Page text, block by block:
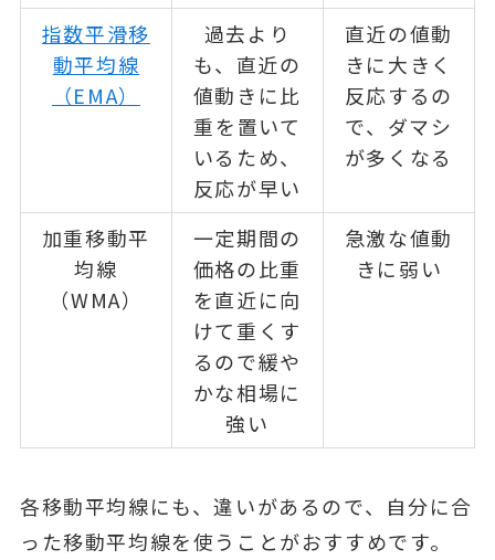
指数平滑移
動平均線
（EMA）
過去より
も、直近の
値動きに比
重を置いて
いるため、
反応が早い
直近の値動
きに大きく
反応するの
で、ダマシ
が多くなる
加重移動平
均線
（WMA）
一定期間の
価格の比重
を直近に向
けて重くす
るので緩や
かな相場に
強い
急激な値動
きに弱い
各移動平均線にも、違いがあるので、自分に合
った移動平均線を使うことがおすすめです。